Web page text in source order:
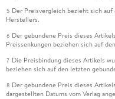
5 Der Preisvergleich bezieht sich
Herstellers.
6 Der gebundene Preis dieses
Preissenkungen beziehen sich auf
7 Die Preisbindung dieses Artikels
beziehen sich auf den letzten
8 Der gebundene Preis dieses
dargestellten Datums vom Verlag